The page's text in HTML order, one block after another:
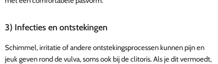
3) Infecties en ontstekingen
Schimmel, irritatie of andere ontstekingsprocessen kunnen pijn en
jeuk geven rond de vulva, soms ook bij de clitoris. Als je dit vermoedt,